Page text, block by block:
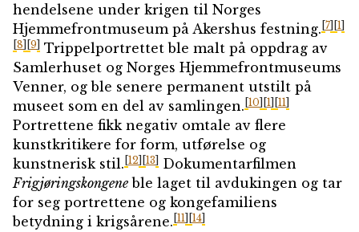
hendelsene under krigen til Norges
Hjemmefrontmuseum på Akershus festning. 7 1
8 9
Trippelportrettet ble malt på oppdrag av
Samlerhuset og Norges Hjemmefrontmuseums
Venner, og ble senere permanent utstilt på
museet som en del av samlingen. 10 1 11
Portrettene fikk negativ omtale av flere
kunstkritikere for form, utførelse og
kunstnerisk stil. 12 13
Dokumentarfilmen
Frigjøringskongene ble laget til avdukingen og tar
for seg portrettene og kongefamiliens
betydning i krigsårene. 11 14